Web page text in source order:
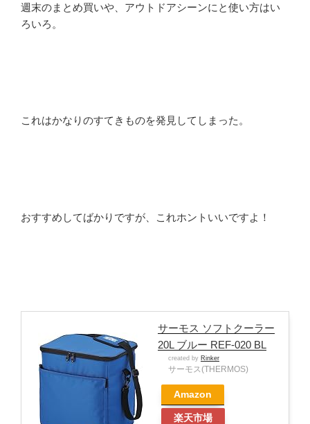
週末のまとめ買いや、アウトドアシーンにと使い方はい
ろいろ。
これはかなりのすてきものを発見してしまった。
おすすめしてばかりですが、これホントいいですよ！
サーモス ソフトクーラー
20L ブルー REF-020 BL
created by Rinker
サーモス(THERMOS)
Amazon
楽天市場